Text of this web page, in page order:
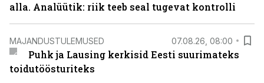
alla. Analüütik: riik teeb seal tugevat kontrolli
MAJANDUSTULEMUSED 07.08.26, 08:00
Puhk ja Lausing kerkisid Eesti suurimateks
toidutöösturiteks